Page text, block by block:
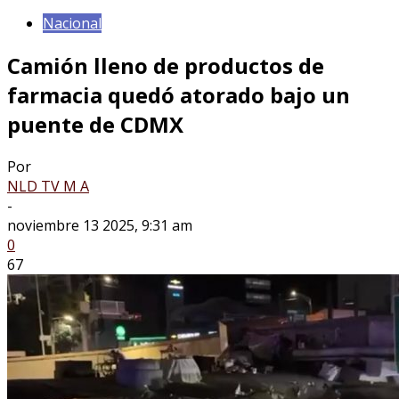
Nacional
Camión lleno de productos de
farmacia quedó atorado bajo un
puente de CDMX
Por
NLD TV M A
-
noviembre 13 2025, 9:31 am
0
67